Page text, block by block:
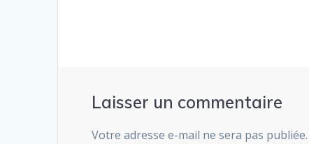
Laisser un commentaire
Votre adresse e-mail ne sera pas publiée.